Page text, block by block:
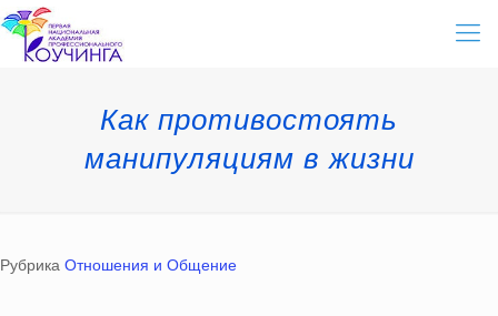
Как противостоять
манипуляциям в жизни
Рубрика Отношения и Общение